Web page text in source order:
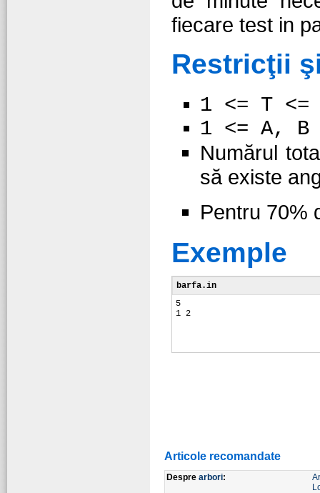
fiecare test in
Restricţii
1 <= T <=
1 <= A, B
Numărul
să existe
Pentru 70%
Exemple
barfa.in
5
1 2
Articole recomandate
Despre arbori: